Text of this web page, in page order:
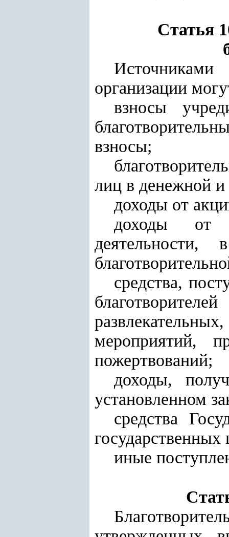
Статья
Источниками
организации
взносы
взносы;
лиц в денежной
доходы от
доходы от
средства,
мероприятий,
пожертвований;
доходы,
установленном
средства
иные